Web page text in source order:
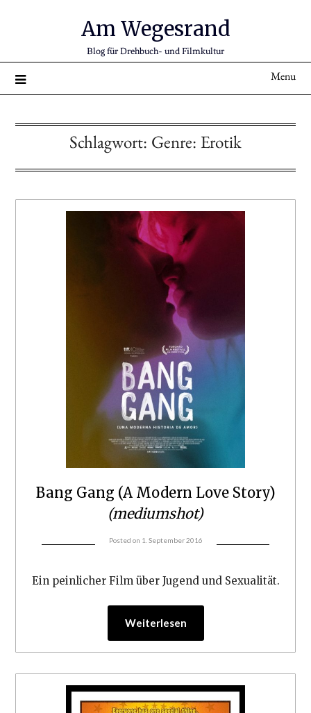
Am Wegesrand
Blog für Drehbuch- und Filmkultur
Menu
Schlagwort: Genre: Erotik
Bang Gang (A Modern Love Story)
(mediumshot)
Posted on 1. September 2016
Ein peinlicher Film über Jugend und Sexualität.
Weiterlesen